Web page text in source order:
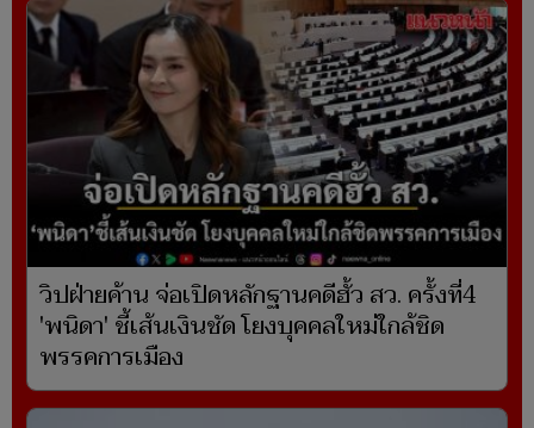
วิปฝ่ายค้าน จ่อเปิดหลักฐานคดีฮั้ว สว. ครั้งที่4
'พนิดา' ชี้เส้นเงินชัด โยงบุคคลใหม่ใกล้ชิด
พรรคการเมือง